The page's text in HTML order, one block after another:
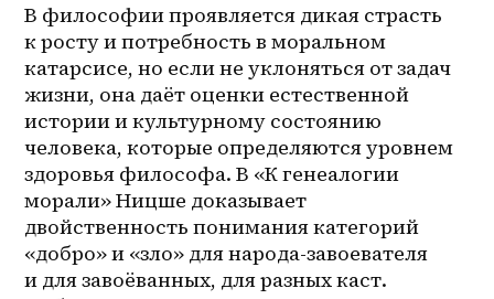
В философии проявляется дикая страсть
к росту и потребность в моральном
катарсисе, но если не уклоняться от задач
жизни, она даёт оценки естественной
истории и культурному состоянию
человека, которые определяются уровнем
здоровья философа. В «К генеалогии
морали» Ницше доказывает
двойственность понимания категорий
«добро» и «зло» для народа-завоевателя
и для завоёванных, для разных каст.